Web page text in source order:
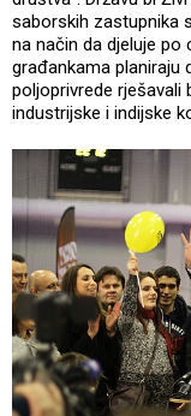
saborskih zastupnika
na način da djeluje po
građankama planiraju
poljoprivrede rješavali
industrijske i indijske